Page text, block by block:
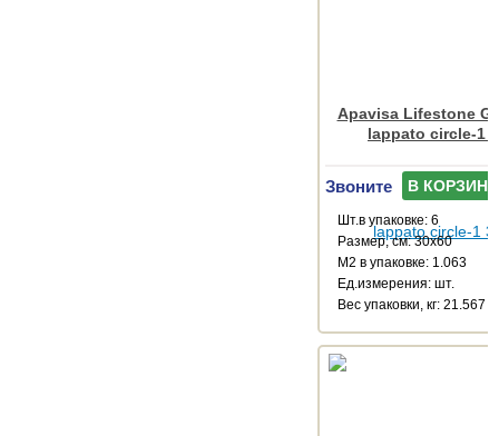
Apavisa Lifestone
lappato circle-1
Звоните В КОРЗИНУ
Шт.в упаковке: 6
Размер, см: 30x60
М2 в упаковке: 1.063
Ед.измерения: шт.
Веc упаковки, кг: 21.567